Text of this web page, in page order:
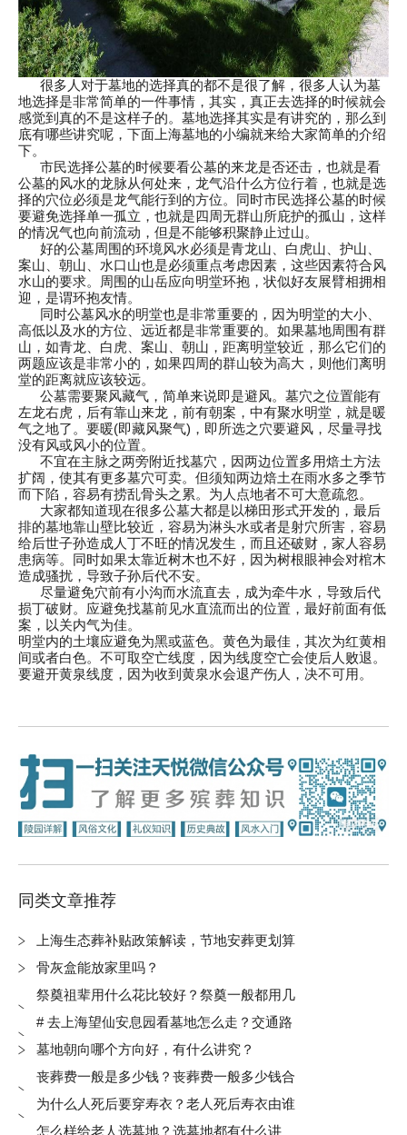
很多人对于墓地的选择真的都不是很了解，很多人认为墓
地选择是非常简单的一件事情，其实，真正去选择的时候就会
感觉到真的不是这样子的。墓地选择其实是有讲究的，那么到
底有哪些讲究呢，下面上海墓地的小编就来给大家简单的介绍
下。
市民选择公墓的时候要看公墓的来龙是否还击，也就是看
公墓的风水的龙脉从何处来，龙气沿什么方位行着，也就是选
择的穴位必须是龙气能行到的方位。同时市民选择公墓的时候
要避免选择单一孤立，也就是四周无群山所庇护的孤山，这样
的情况气也向前流动，但是不能够积聚静止过山。
好的公墓周围的环境风水必须是青龙山、白虎山、护山、
案山、朝山、水口山也是必须重点考虑因素，这些因素符合风
水山的要求。周围的山岳应向明堂环抱，状似好友展臂相拥相
迎，是谓环抱友情。
同时公墓风水的明堂也是非常重要的，因为明堂的大小、
高低以及水的方位、远近都是非常重要的。如果墓地周围有群
山，如青龙、白虎、案山、朝山，距离明堂较近，那么它们的
两题应该是非常小的，如果四周的群山较为高大，则他们离明
堂的距离就应该较远。
公墓需要聚风藏气，简单来说即是避风。墓穴之位置能有
左龙右虎，后有靠山来龙，前有朝案，中有聚水明堂，就是暖
气之地了。要暖(即藏风聚气)，即所选之穴要避风，尽量寻找
没有风或风小的位置。
不宜在主脉之两旁附近找墓穴，因两边位置多用焙土方法
扩阔，使其有更多墓穴可卖。但须知两边焙土在雨水多之季节
而下陷，容易有捞乱骨头之累。为人点地者不可大意疏忽。
大家都知道现在很多公墓大都是以梯田形式开发的，最后
排的墓地靠山壁比较近，容易为淋头水或者是射穴所害，容易
给后世子孙造成人丁不旺的情况发生，而且还破财，家人容易
患病等。同时如果太靠近树木也不好，因为树根眼神会对棺木
造成骚扰，导致子孙后代不安。
尽量避免穴前有小沟而水流直去，成为牵牛水，导致后代
损丁破财。应避免找墓前见水直流而出的位置，最好前面有低
案，以关内气为佳。
明堂内的土壤应避免为黑或蓝色。黄色为最佳，其次为红黄相
间或者白色。不可取空亡线度，因为线度空亡会使后人败退。
要避开黄泉线度，因为收到黄泉水会退产伤人，决不可用。
同类文章推荐
上海生态葬补贴政策解读，节地安葬更划算
骨灰盒能放家里吗？
祭奠祖辈用什么花比较好？祭奠一般都用几
朵花呢？
# 去上海望仙安息园看墓地怎么走？交通路
线与选购注意事项
墓地朝向哪个方向好，有什么讲究？
丧葬费一般是多少钱？丧葬费一般多少钱合
理？
为什么人死后要穿寿衣？老人死后寿衣由谁
穿上？
怎么样给老人选墓地？选墓地都有什么讲